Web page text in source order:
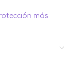
más